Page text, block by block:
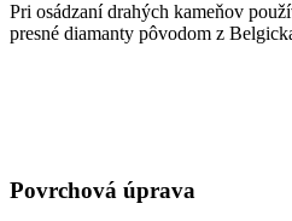
Pri osádzaní drahých kameňov
presné diamanty pôvodom z
Povrchová úprava